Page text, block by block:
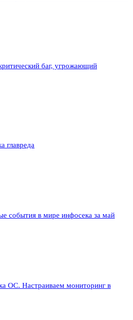
баг, угрожающий
главреда
события в мире инфосека за май
ОС. Настраиваем мониторинг в